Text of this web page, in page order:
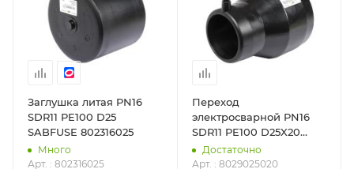
Заглушка литая PN16
SDR11 PE100 D25
SABFUSE 802316025
Много
Арт. : 802316025
Переход
электросварной PN16
SDR11 PE100 D25X20
SABFUSE 8029025020
Достаточно
Арт. : 8029025020